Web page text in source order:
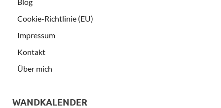
Cookie-Richtlinie (EU)
Impressum
Kontakt
Über mich
WANDKALENDER